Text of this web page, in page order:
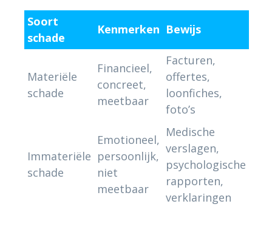
Soort
schade
Kenmerken Bewijs
Materiële
schade
Financieel,
concreet,
meetbaar
Facturen,
offertes,
loonfiches,
foto’s
Immateriële
schade
Emotioneel,
persoonlijk,
niet
meetbaar
Medische
verslagen,
psychologische
rapporten,
verklaringen